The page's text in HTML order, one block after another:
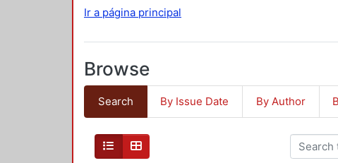
Ir a página principal
Browse
Search By Issue Date By Author